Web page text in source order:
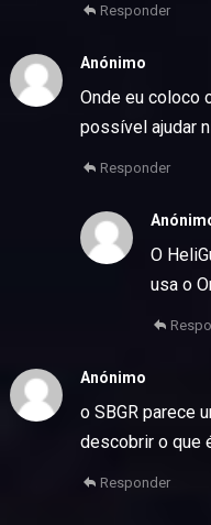
Responder
Anónimo
Onde eu coloco
possível ajudar
Responder
O
usa o
Anónimo
o SBGR parece
descobrir o que
Responder